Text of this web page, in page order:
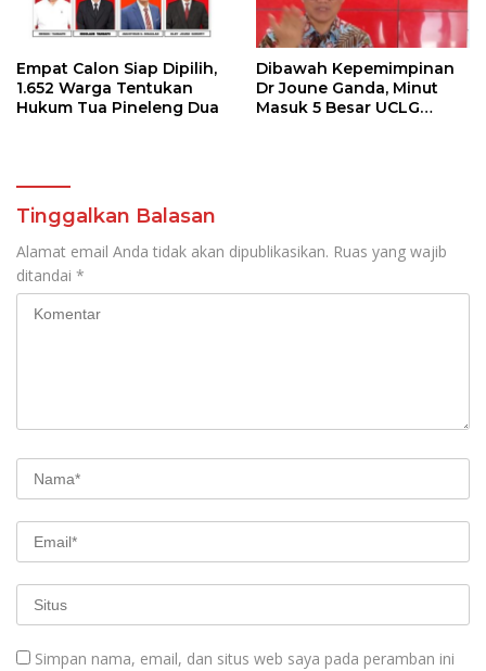
Empat Calon Siap Dipilih,
1.652 Warga Tentukan
Hukum Tua Pineleng Dua
Dibawah Kepemimpinan
Dr Joune Ganda, Minut
Masuk 5 Besar UCLG
Tinggalkan Balasan
Alamat email Anda tidak akan dipublikasikan. Ruas yang wajib
ditandai *
Simpan nama, email, dan situs web saya pada peramban ini